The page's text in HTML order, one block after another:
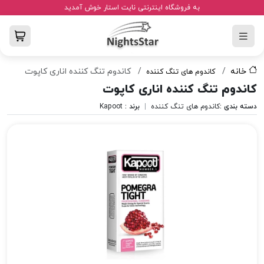
به فروشگاه اینترنتی نایت استار خوش آمدید
خانه کاندوم های تنگ کننده کاندوم تنگ کننده اناری کاپوت
کاندوم تنگ کننده اناری کاپوت
دسته بندی :کاندوم های تنگ کننده برند : Kapoot